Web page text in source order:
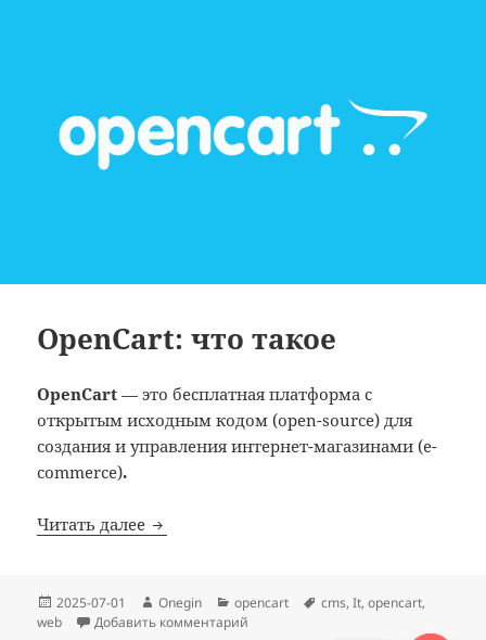
OpenCart: что такое
OpenCart — это бесплатная платформа с
открытым исходным кодом (open-source) для
создания и управления интернет-магазинами (e-
commerce).
Читать далее OpenCart: что такое
Опубликовано
2025-07-01 Автор
Onegin Рубрики
opencart Метки
cms,It,opencart,
web
Добавить комментарий